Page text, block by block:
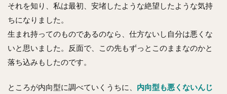
それを知り、私は最初、安堵したような絶望したような気持
ちになりました。
生まれ持ってのものであるのなら、仕方ないし自分は悪くな
いと思いました。反面で、この先もずっとこのままなのかと
落ち込みもしたのです。
ところが内向型に調べていくうちに、 内向型も悪くないんじ